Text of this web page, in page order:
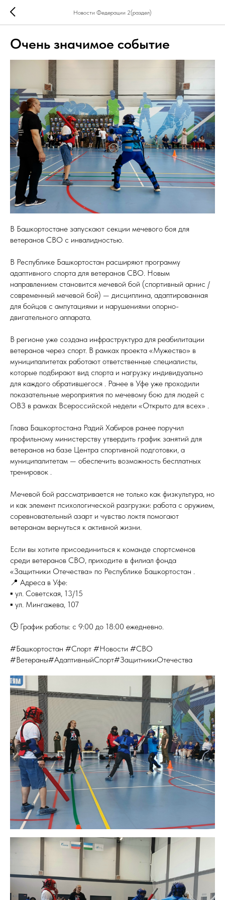
Новости Федерации 2(раздел)
Очень значимое событие
В Башкортостане запускают секции мечевого боя для
ветеранов СВО с инвалидностью.
В Республике Башкортостан расширяют программу
адаптивного спорта для ветеранов СВО. Новым
направлением становится мечевой бой (спортивный арнис /
современный мечевой бой) — дисциплина, адаптированная
для бойцов с ампутациями и нарушениями опорно-
двигательного аппарата.
В регионе уже создана инфраструктура для реабилитации
ветеранов через спорт. В рамках проекта «Мужество» в
муниципалитетах работают ответственные специалисты,
которые подбирают вид спорта и нагрузку индивидуально
для каждого обратившегося . Ранее в Уфе уже проходили
показательные мероприятия по мечевому бою для людей с
ОВЗ в рамках Всероссийской недели «Открыто для всех» .
Глава Башкортостана Радий Хабиров ранее поручил
профильному министерству утвердить график занятий для
ветеранов на базе Центра спортивной подготовки, а
муниципалитетам — обеспечить возможность бесплатных
тренировок .
Мечевой бой рассматривается не только как физкультура, но
и как элемент психологической разгрузки: работа с оружием,
соревновательный азарт и чувство локтя помогают
ветеранам вернуться к активной жизни.
Если вы хотите присоединиться к команде спортсменов
среди ветеранов СВО, приходите в филиал фонда
«Защитники Отечества» по Республике Башкортостан .
📍 Адреса в Уфе:
▪ ул. Советская, 13/15
▪ ул. Мингажева, 107
🕒 График работы: с 9:00 до 18:00 ежедневно.
#Башкортостан #Спорт #Новости #СВО
#Ветераны#АдаптивныйСпорт#ЗащитникиОтечества